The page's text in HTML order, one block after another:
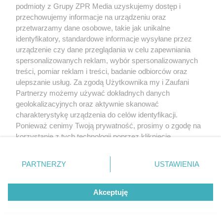
SPOSÓB NA SZKODNIKA
Kret znów rozkopuje trawnik?
Wystarczy popularny produkt
z kuchni, by uciekł w
popłochu
podmioty z Grupy ZPR Media uzyskujemy dostęp i
przechowujemy informacje na urządzeniu oraz
przetwarzamy dane osobowe, takie jak unikalne
identyfikatory, standardowe informacje wysyłane przez
urządzenie czy dane przeglądania w celu zapewniania
spersonalizowanych reklam, wybór spersonalizowanych
treści, pomiar reklam i treści, badanie odbiorców oraz
ulepszanie usług. Za zgodą Użytkownika my i Zaufani
Partnerzy możemy używać dokładnych danych
geolokalizacyjnych oraz aktywnie skanować
charakterystykę urządzenia do celów identyfikacji.
Ponieważ cenimy Twoją prywatność, prosimy o zgodę na
korzystanie z tych technologii poprzez kliknięcie
zmienić/wycofać klikając przycisk ustawień prywatności
znajdujący się w lewym dolnym rogu strony
rodzaje przetwarzania danych nie wymagają zgody
użytkownika, ale masz prawo sprzeciwić się takiemu
przetwarzaniu. Preferencje będą miały zastosowanie tylko
PARTNERZY USTAWIENIA
Akceptuję